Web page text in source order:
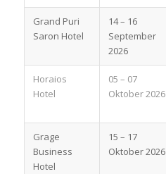
Grand Puri
Saron Hotel
14 – 16
September
2026
Horaios
Hotel
05 – 07
Oktober 2026
Grage
Business
Hotel
15 – 17
Oktober 2026